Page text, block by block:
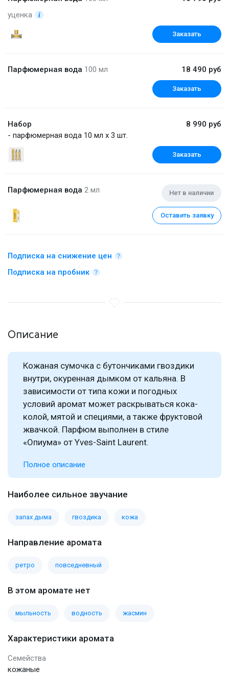
уценка
Заказать
Парфюмерная вода 100 мл 18 490 руб
Заказать
Набор
- парфюмерная вода 10 мл x 3 шт.
8 990 руб
Заказать
Парфюмерная вода 2 мл Нет в наличии
Оставить заявку
Подписка на снижение цен
Подписка на пробник
Описание
Кожаная сумочка с бутончиками гвоздики
внутри, окуренная дымком от кальяна. В
зависимости от типа кожи и погодных
условий аромат может раскрываться кока-
колой, мятой и специями, а также фруктовой
жвачкой. Парфюм выполнен в стиле
«Опиума» от Yves-Saint Laurent.
Полное описание
Наиболее сильное звучание
запах дыма гвоздика кожа
Направление аромата
ретро повседневный
В этом аромате нет
мыльность водность жасмин
Характеристики аромата
Семейства
кожаные